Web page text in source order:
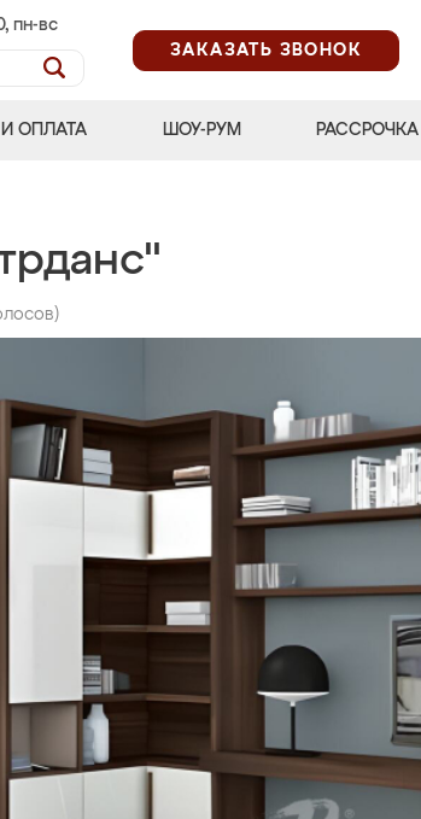
пн-вс
ЗАКАЗАТЬ ЗВОНОК
ОПЛАТА ШОУ-РУМ РАССРОЧКА